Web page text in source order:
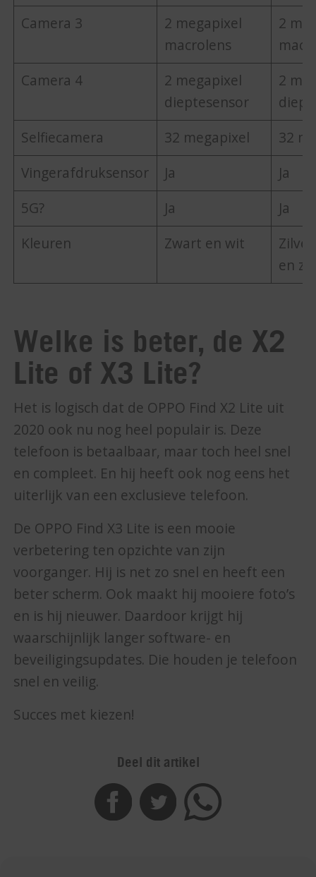
Camera 3
2 megapixel
macrolens
2
Camera 4
2 megapixel
dieptesensor
2
Selfiecamera
32 megapixel
32
Vingerafdruksensor
Ja
Ja
5G?
Ja
Ja
Kleuren
Zwart en wit
en
Welke is beter, de X2
Lite of X3 Lite?
Het is logisch dat de OPPO Find X2 Lite uit
2020 ook nu nog heel populair is. Deze
telefoon is betaalbaar, maar toch heel snel
en compleet. En hij heeft ook nog eens het
uiterlijk van een exclusieve telefoon.
De OPPO Find X3 Lite is een mooie
verbetering ten opzichte van zijn
voorganger. Hij is net zo snel en heeft een
beter scherm. Ook maakt hij mooiere foto’s
en is hij nieuwer. Daardoor krijgt hij
waarschijnlijk langer software- en
beveiligingsupdates. Die houden je telefoon
snel en veilig.
Succes met kiezen!
Deel dit artikel